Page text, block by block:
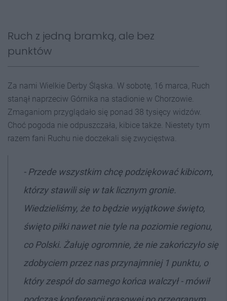
Ruch z jedną bramką, ale bez
punktów
Za nami Wielkie Derby Śląska. W sobotę, 16 marca, Ruch
stanął naprzeciw Górnika na stadionie w Chorzowie.
Zmaganiom przyglądało się ponad 38 tysięcy widzów.
Choć pogoda nie odpuszczała, kibice także. Niestety tym
razem fani Ruchu nie doczekali się zwycięstwa.
- Przede wszystkim chcę podziękować kibicom,
którzy stawili się w tak licznym gronie.
Wiedzieliśmy, że to będzie wyjątkowe święto,
święto piłki nawet nie tyle na poziomie regionu,
co Polski. Żałuję ogromnie, że nie zakończyło się
zdobyciem przez nas przynajmniej 1 punktu, o
który zespół do samego końca walczył - mówił